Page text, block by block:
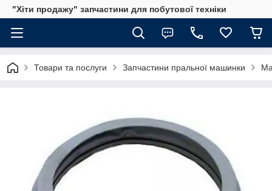
"Хіти продажу" запчастини для побутової техніки
Товари та послуги Запчастини пральної машинки